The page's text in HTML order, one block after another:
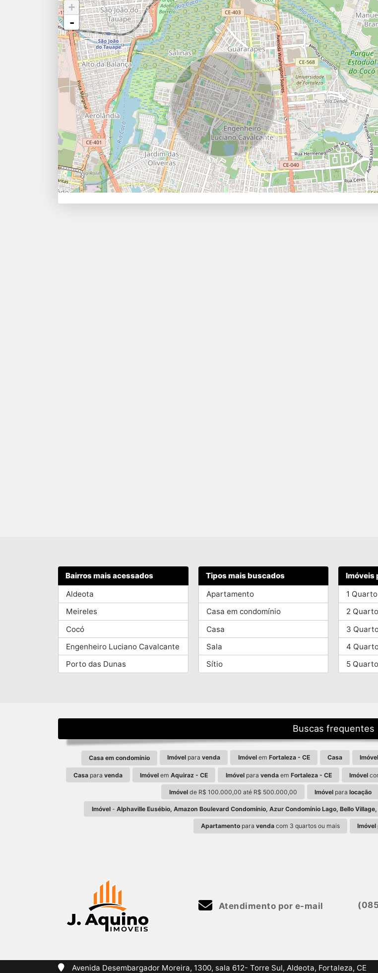
+
-
Bairros mais acessados
Aldeota
Meireles
Cocó
Engenheiro Luciano Cavalcante
Porto das Dunas
Tipos mais buscados
Apartamento
Casa em condomínio
Casa
Sala
Sítio
Imóveis
1 Quarto
2
3
4
5
Buscas frequentes
Casa em condomínio Imóvel paravenda Imóvelem Fortaleza - CE Casa Imóvel
Casapara venda Imóvel emAquiraz - CE Imóvelpara vendaem Fortaleza - CE Imóvel
Imóvelde R$ 100.000,00 até R$ 500.000,00 Imóvel para locação
Imóvel- Alphaville Eusébio, Amazon Boulevard Condomínio, Azur Condomínio Lago, Bello
Apartamentopara vendacom 3 quartos ou mais Imóvel
Atendimento por e-mail
Avenida Desembargador Moreira, 1300, sala 612- Torre Sul, Aldeota, Fortaleza, CE